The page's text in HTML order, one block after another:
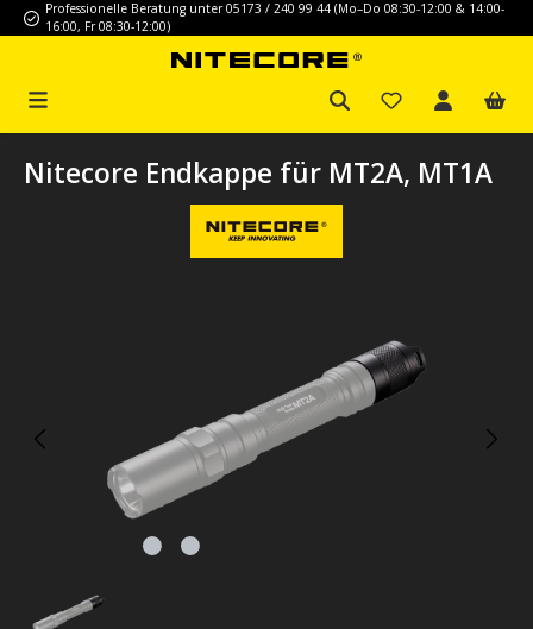
Zum Hauptinhalt springen
Professionelle Beratung unter 05173 / 240 99 44 (Mo–Do 08:30-12:00 & 14:00-
16:00, Fr 08:30-12:00)
Nitecore Endkappe für MT2A, MT1A